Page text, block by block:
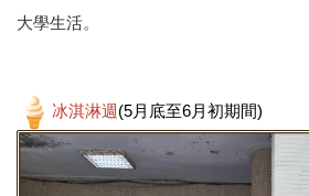
大學生活。
冰淇淋週 (5月底至6月初期間)